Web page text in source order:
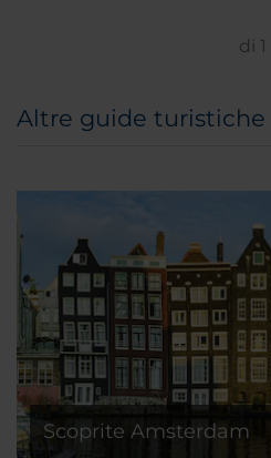
di 1
Altre guide turistiche
Scoprite Amsterdam